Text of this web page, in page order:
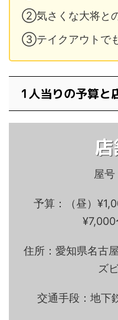
②気さくな大将と
③テイクアウトで
1人当りの予算と
屋号
予算：（昼）
住所：愛知県名古
ズ
交通手段：地下